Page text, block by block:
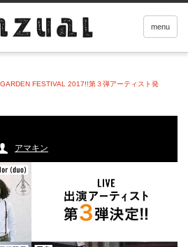
menu
FESTIVAL 2017!!第３弾アーティスト発
アマキン